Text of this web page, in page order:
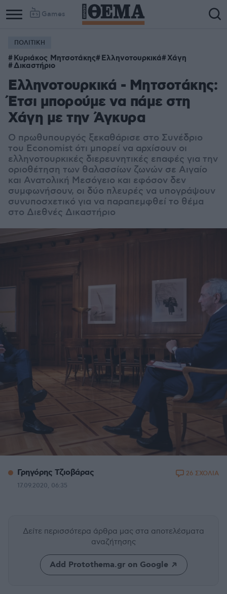
Games
ΠΟΛΙΤΙΚΗ
Κυριάκος Μητσοτάκης Ελληνοτουρκικά Χάγη
Δικαστήριο
Ελληνοτουρκικά - Μητσοτάκης:
Έτσι μπορούμε να πάμε στη
Χάγη με την Άγκυρα
Ο πρωθυπουργός ξεκαθάρισε στο Συνέδριο
του Economist ότι μπορεί να αρχίσουν οι
ελληνοτουρκικές διερευνητικές επαφές για την
οριοθέτηση των θαλασσίων ζωνών σε Αιγαίο
και Ανατολική Μεσόγειο και εφόσον δεν
συμφωνήσουν, οι δύο πλευρές να υπογράψουν
συνυποσχετικό για να παραπεμφθεί το θέμα
στο Διεθνές Δικαστήριο
Γρηγόρης Τζιοβάρας
17.09.2020, 06:35
26 ΣΧΟΛΙΑ
Δείτε περισσότερα άρθρα μας στα αποτελέσματα
αναζήτησης
Add Protothema.gr on Google